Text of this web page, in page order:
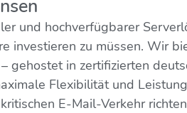
und hochverfügbarer
investieren zu müssen. Wir
gehostet in zertifizierten
Flexibilität und Leistung
E-Mail-Verkehr